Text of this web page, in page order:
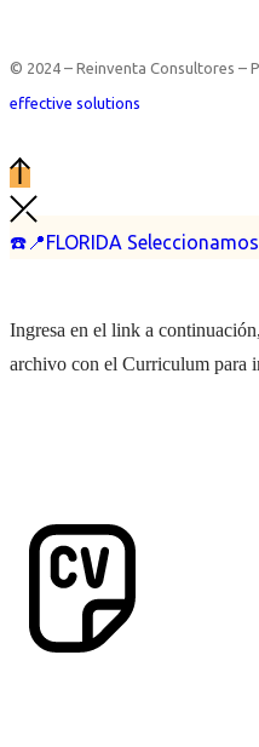
☎️📍FLORIDA
© 2024 – Reinventa Consultores –
effective solutions
Ingresa en el link a
archivo con el Curriculum para